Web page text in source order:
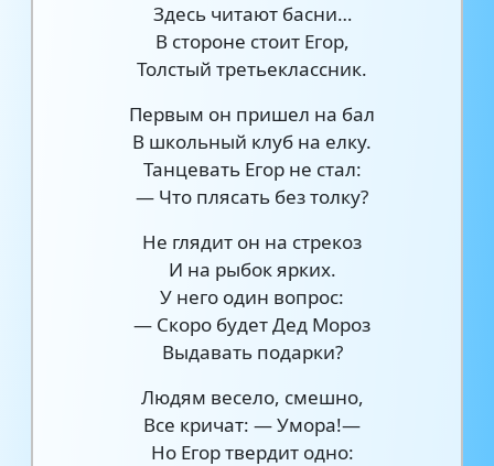
Здесь читают басни…
В стороне стоит Егор,
Толстый третьеклассник.
Первым он пришел на бал
В школьный клуб на елку.
Танцевать Егор не стал:
— Что плясать без толку?
Не глядит он на стрекоз
И на рыбок ярких.
У него один вопрос:
— Скоро будет Дед Мороз
Выдавать подарки?
Людям весело, смешно,
Все кричат: — Умора!—
Но Егор твердит одно: